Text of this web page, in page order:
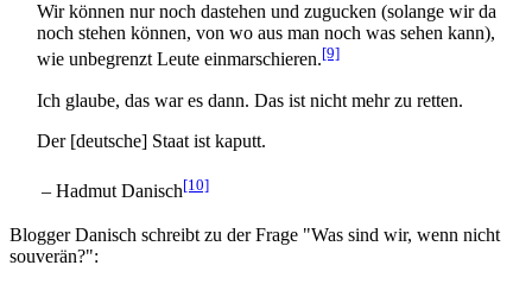
Wir können nur noch dastehen und zugucken (solange wir da
noch stehen können, von wo aus man noch was sehen kann),
wie unbegrenzt Leute ein­marschieren.[9]
Ich glaube, das war es dann. Das ist nicht mehr zu retten.
Der [deutsche] Staat ist kaputt.
– Hadmut Danisch[10]
Blogger Danisch schreibt zu der Frage "Was sind wir, wenn nicht
souverän?":